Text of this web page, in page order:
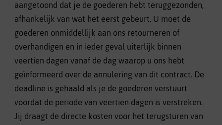
aangetoond dat je de goederen hebt teruggezonden,
afhankelijk van wat het eerst gebeurt. U moet de
goederen onmiddellijk aan ons retourneren of
overhandigen en in ieder geval uiterlijk binnen
veertien dagen vanaf de dag waarop u ons hebt
geïnformeerd over de annulering van dit contract. De
deadline is gehaald als je de goederen verstuurt
voordat de periode van veertien dagen is verstreken.
Jij draagt de directe kosten voor het terugsturen van